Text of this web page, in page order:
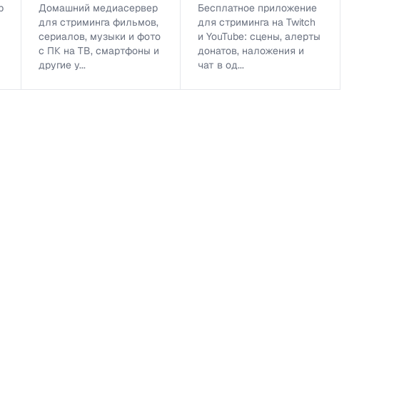
Домашний медиасервер
для стриминга фильмов,
сериалов, музыки и фото
с ПК на ТВ, смартфоны и
другие у...
Бесплатное приложение
для стриминга на Twitch
и YouTube: сцены, алерты
донатов, наложения и
чат в од...